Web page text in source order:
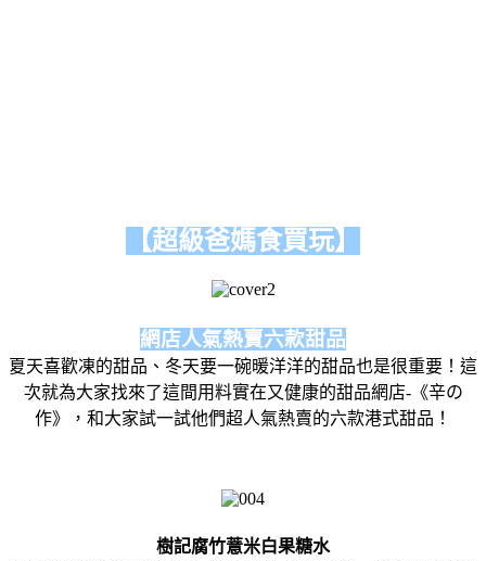
【超級爸媽食買玩】
網店人氣熱賣六款甜品
夏天喜歡凍的甜品、冬天要一碗暖洋洋的甜品也是很重要！這
次就為大家找來了這間用料實在又健康的甜品網店-《辛の
作》，和大家試一試他們超人氣熱賣的六款港式甜品！
樹記腐竹薏米白果糖水